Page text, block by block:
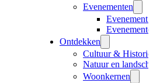
Evenementen
Evenement
Ontdekken
Cultuur & Historie
Natuur en
Woonkernen